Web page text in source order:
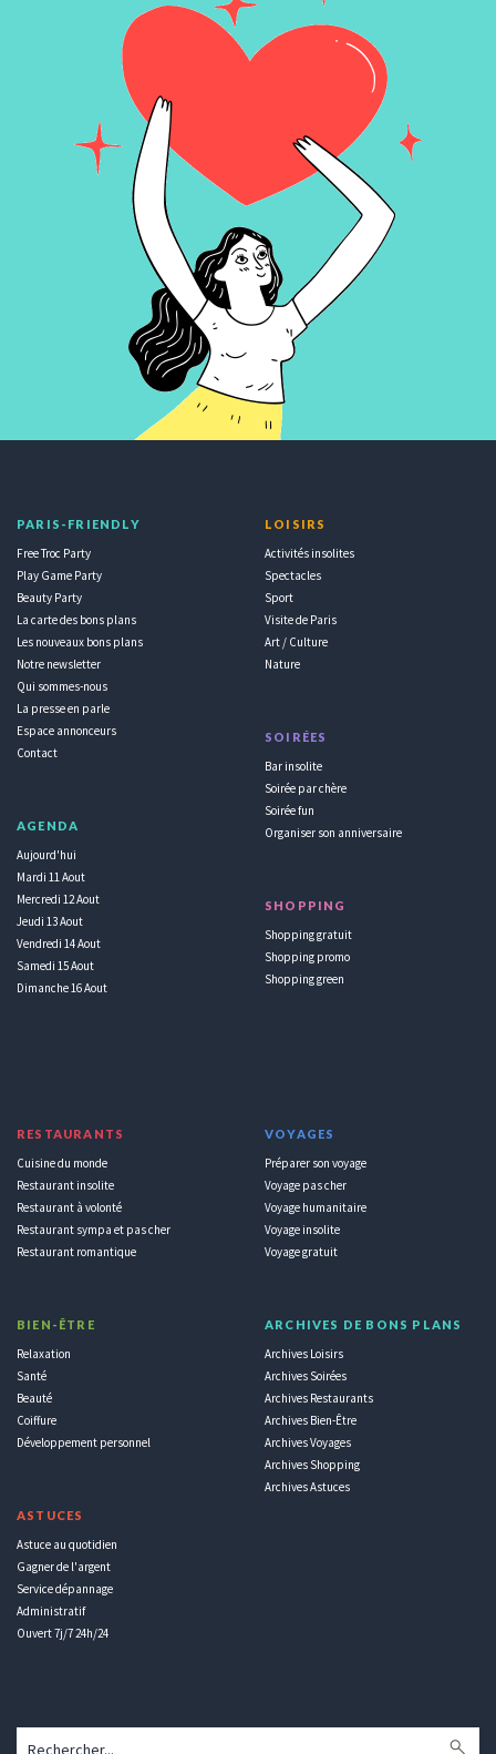
PARIS-FRIENDLY
Free Troc Party
Play Game Party
Beauty Party
La carte des bons plans
Les nouveaux bons plans
Notre newsletter
Qui sommes-nous
La presse en parle
Espace annonceurs
Contact
AGENDA
Aujourd'hui
Mardi 11 Aout
Mercredi 12 Aout
Jeudi 13 Aout
Vendredi 14 Aout
Samedi 15 Aout
Dimanche 16 Aout
LOISIRS
Activités insolites
Spectacles
Sport
Visite de Paris
Art / Culture
Nature
SOIRÉES
Bar insolite
Soirée par chère
Soirée fun
Organiser son anniversaire
SHOPPING
Shopping gratuit
Shopping promo
Shopping green
RESTAURANTS
Cuisine du monde
Restaurant insolite
Restaurant à volonté
Restaurant sympa et pas cher
Restaurant romantique
BIEN-ÊTRE
Relaxation
Santé
Beauté
Coiffure
Développement personnel
ASTUCES
Astuce au quotidien
Gagner de l'argent
Service dépannage
Administratif
Ouvert 7j/7 24h/24
VOYAGES
Préparer son voyage
Voyage pas cher
Voyage humanitaire
Voyage insolite
Voyage gratuit
ARCHIVES DE BONS PLANS
Archives Loisirs
Archives Soirées
Archives Restaurants
Archives Bien-Être
Archives Voyages
Archives Shopping
Archives Astuces